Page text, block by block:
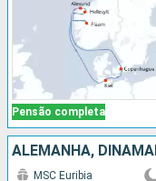
Pensão completa
ALEMANHA,
MSC Euribia